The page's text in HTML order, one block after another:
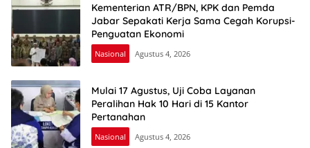
Kementerian ATR/BPN, KPK dan Pemda
Jabar Sepakati Kerja Sama Cegah Korupsi-
Penguatan Ekonomi
Nasional Agustus 4, 2026
Mulai 17 Agustus, Uji Coba Layanan
Peralihan Hak 10 Hari di 15 Kantor
Pertanahan
Nasional Agustus 4, 2026